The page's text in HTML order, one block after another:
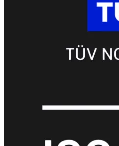
FortiGate
(FortiWiFi)
50GFortiWiFi
61F